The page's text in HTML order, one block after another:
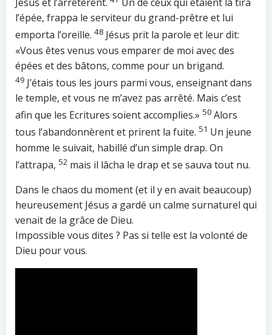
l’épée, frappa le serviteur du grand-prêtre et lui
emporta l’oreille. 48 Jésus prit la parole et leur dit:
«Vous êtes venus vous emparer de moi avec des
épées et des bâtons, comme pour un brigand.
49 J’étais tous les jours parmi vous, enseignant dans
le temple, et vous ne m’avez pas arrêté. Mais c’est
afin que les Ecritures soient accomplies.» 50 Alors
tous l’abandonnèrent et prirent la fuite. 51 Un jeune
homme le suivait, habillé d’un simple drap. On
l’attrapa, 52 mais il lâcha le drap et se sauva tout nu.
Dans le chaos du moment (et il y en avait beaucoup)
heureusement Jésus a gardé un calme surnaturel qui
venait de la grâce de Dieu.
Impossible vous dites ? Pas si telle est la volonté de
Dieu pour vous.